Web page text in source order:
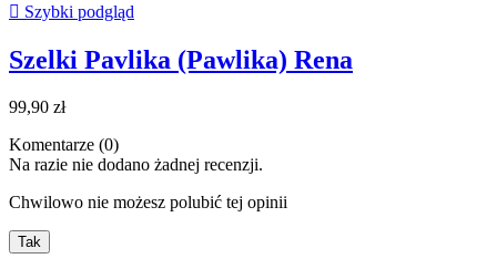
 Szybki podgląd
Szelki Pavlika (Pawlika) Rena
99,90 zł
Komentarze (0)
Na razie nie dodano żadnej recenzji.
Chwilowo nie możesz polubić tej opinii
Tak